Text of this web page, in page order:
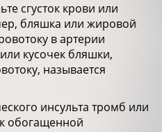
сгусток крови или
бляшка или жировой
в артерии
кусочек бляшки,
называется
инсульта тромб или
обогащенной